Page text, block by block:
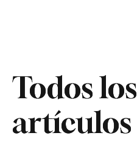
Todos los
artículos
Todos los
artículos